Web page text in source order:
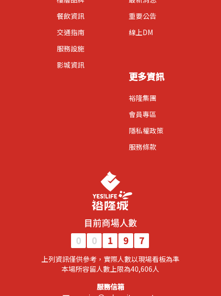
餐飲資訊
交通指南
服務設施
影城資訊
重要公告
線上DM
更多資訊
裕隆集團
會員專區
隱私權政策
服務條款
目前商場人數
0
0 1 9 7
上列資訊僅供參考，實際人數以現場看板為準
​本場所容留人數上限為40,606人​
服務信箱